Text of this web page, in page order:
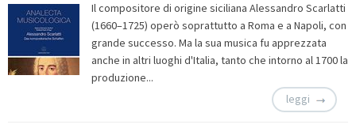
Il compositore di origine siciliana Alessandro Scarlatti
(1660–1725) operò soprattutto a Roma e a Napoli, con
grande successo. Ma la sua musica fu apprezzata
anche in altri luoghi d'Italia, tanto che intorno al 1700 la
produzione...
leggi